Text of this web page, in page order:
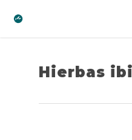
Hierbas